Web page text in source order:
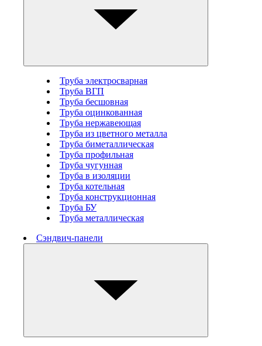
Труба электросварная
Труба ВГП
Труба бесшовная
Труба оцинкованная
Труба нержавеющая
Труба из цветного металла
Труба биметаллическая
Труба профильная
Труба чугунная
Труба в изоляции
Труба котельная
Труба конструкционная
Труба БУ
Труба металлическая
Сэндвич-панели